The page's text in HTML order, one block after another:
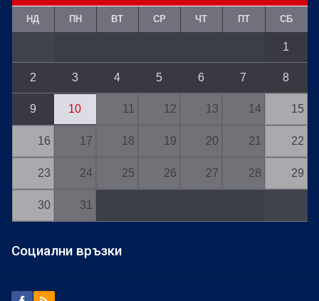
НД ПН ВТ СР ЧТ ПТ СБ
1
2 3 4 5 6 7 8
9 10 11 12 13 14 15
16 17 18 19 20 21 22
23 24 25 26 27 28 29
30 31
Социални връзки